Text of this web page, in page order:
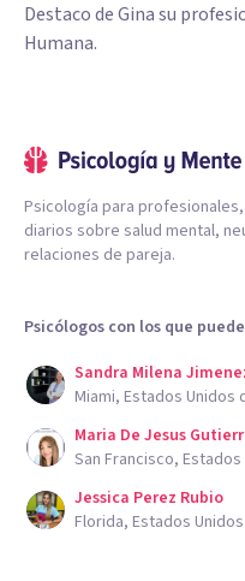
Destaco de Gina su
Humana.
Psicología para
diarios sobre salud mental,
relaciones de pareja.
Psicólogos con los que
Sandra Milena
Miami, Estados Unidos
Maria De Jesus
San Francisco,
Jessica Perez Rubio
Florida, Estados